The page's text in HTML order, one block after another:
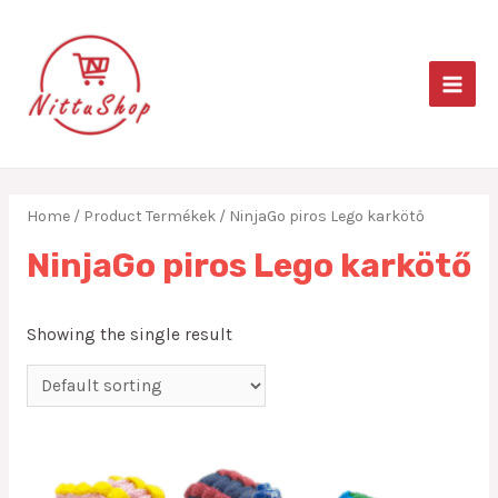
content
MAIN
Home/ Product Termékek / NinjaGo piros Lego karkötő
NinjaGo piros Lego karkötő
Showing the single result